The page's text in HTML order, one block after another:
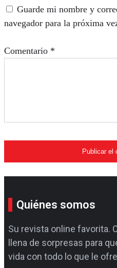
Guarde mi nombre y
navegador para la próxima
Comentario *
Quiénes somos
Su revista online favorita.
llena de sorpresas para
vida con todo lo que le